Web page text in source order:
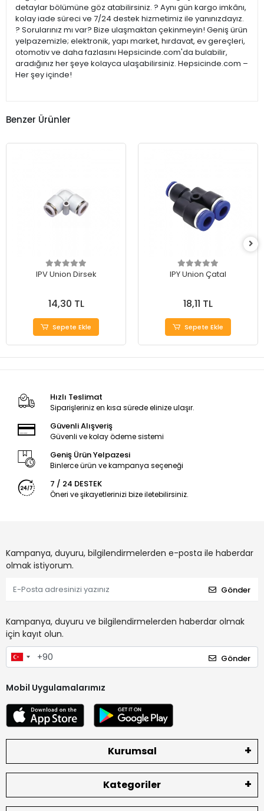
detaylar bölümüne göz atabilirsiniz. ? Aynı gün kargo imkânı,
kolay iade süreci ve 7/24 destek hizmetimiz ile yanınızdayız.
? Sorularınız mı var? Bize ulaşmaktan çekinmeyin! Geniş ürün
yelpazemizle; elektronik, yapı market, hırdavat, ev gereçleri,
otomotiv ve daha fazlasını Hepsicinde.com'da bulabilir,
aradığınız her şeye kolayca ulaşabilirsiniz. Hepsicinde.com –
Her şey içinde!
Benzer Ürünler
IPV Union Dirsek
14,30 TL
Sepete Ekle
IPY Union Çatal
18,11 TL
Sepete Ekle
Hızlı Teslimat
Siparişleriniz en kısa sürede elinize ulaşır.
Güvenli Alışveriş
Güvenli ve kolay ödeme sistemi
Geniş Ürün Yelpazesi
Binlerce ürün ve kampanya seçeneği
7 / 24 DESTEK
Öneri ve şikayetlerinizi bize iletebilirsiniz.
Kampanya, duyuru, bilgilendirmelerden e-posta ile haberdar
olmak istiyorum.
Gönder
Kampanya, duyuru ve bilgilendirmelerden haberdar olmak
için kayıt olun.
Gönder
Mobil Uygulamalarımız
Kurumsal
Kategoriler